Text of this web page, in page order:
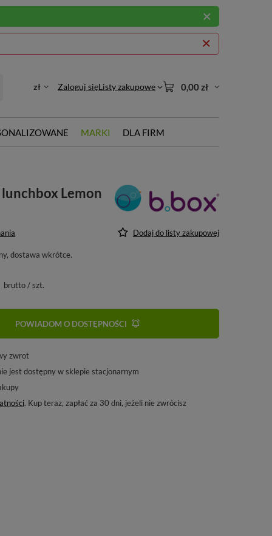
zł Zaloguj sięListy zakupowe 0,00 zł
MARKI DLA FIRM
Lemon
Dodaj do listy zakupowej
dostawa wkrótce
brutto/szt.
POWIADOM O DOSTĘPNOŚCI
zwrot
jest dostępny w sklepie stacjonarnym
. Kup teraz, zapłać za 30 dni, jeżeli nie zwrócisz